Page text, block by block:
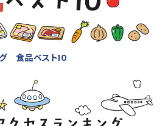
食品ベスト10